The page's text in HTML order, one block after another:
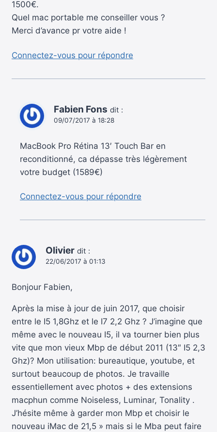
1500€.
Quel mac portable me conseiller vous ?
Merci d’avance pr votre aide !
Connectez-vous pour répondre
Fabien Fons dit :
09/07/2017 à 18:28
MacBook Pro Rétina 13′ Touch Bar en
reconditionné, ca dépasse très légèrement
votre budget (1589€)
Connectez-vous pour répondre
Olivier dit :
22/06/2017 à 01:13
Bonjour Fabien,
Après la mise à jour de juin 2017, que choisir
entre le I5 1,8Ghz et le I7 2,2 Ghz ? J’imagine que
même avec le nouveau I5, il va tourner bien plus
vite que mon vieux Mbp de début 2011 (13″ I5 2,3
Ghz)? Mon utilisation: bureautique, youtube, et
surtout beaucoup de photos. Je travaille
essentiellement avec photos + des extensions
macphun comme Noiseless, Luminar, Tonality .
J’hésite même à garder mon Mbp et choisir le
nouveau iMac de 21,5 » mais si le Mba peut faire